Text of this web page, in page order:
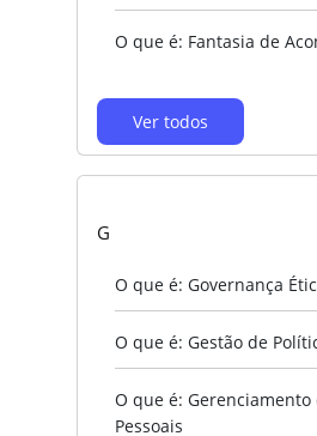
O que é: Fantasia de
Ver todos
G
O que é: Governança
O que é: Gestão de
O que é: Gerenciamento
Pessoais